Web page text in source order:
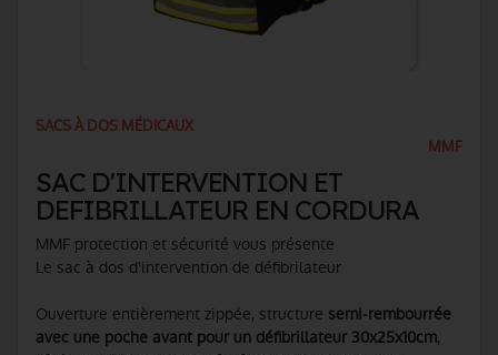
SACS À DOS MÉDICAUX
MMF
SAC D'INTERVENTION ET
DEFIBRILLATEUR EN CORDURA
MMF protection et sécurité vous présente
Le sac à dos d'intervention de défibrilateur
Ouverture entièrement zippée, structure semi-rembourrée
avec une poche avant pour un défibrillateur 30x25x10cm,